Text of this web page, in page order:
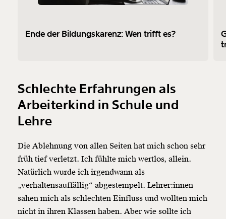
Ende der Bildungskarenz: Wen trifft es?
Schlechte Erfahrungen als
Arbeiterkind in Schule und
Lehre
Die Ablehnung von allen Seiten hat mich schon sehr
früh tief verletzt. Ich fühlte mich wertlos, allein.
Natürlich wurde ich irgendwann als
„verhaltensauffällig“ abgestempelt. Lehrer:innen
sahen mich als schlechten Einfluss und wollten mich
nicht in ihren Klassen haben. Aber wie sollte ich